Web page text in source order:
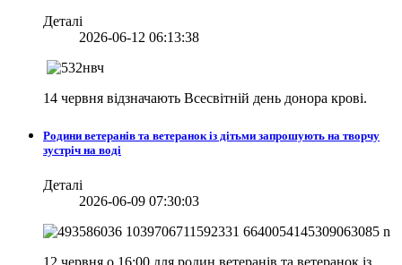
Деталі
2026-06-12 06:13:38
14 червня відзначають Всесвітній день донора крові.
Родини ветеранів та ветеранок із дітьми запрошують на творчу
зустріч на воді
Деталі
2026-06-09 07:30:03
12 червня о 16:00 для родин ветеранів та ветеранок із